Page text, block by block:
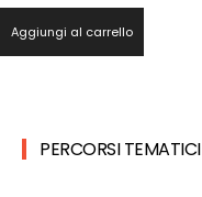
Aggiungi al carrello
PERCORSI TEMATICI